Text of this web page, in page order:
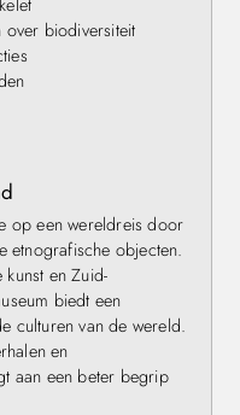
over biodiversiteit
op een wereldreis door
etnografische objecten.
kunst en Zuid-
biedt een
culturen van de wereld.
en
aan een beter begrip